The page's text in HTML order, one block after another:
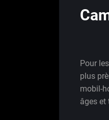
Pour
plus
mobil-
âges et